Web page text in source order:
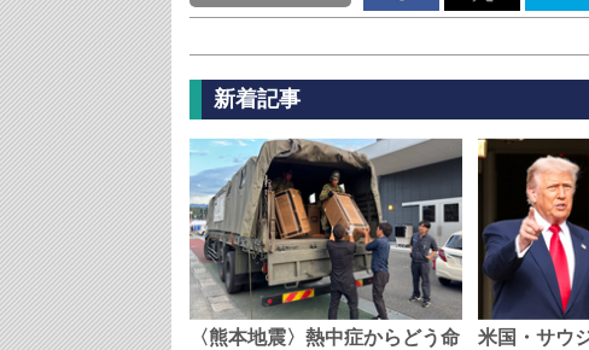
新着記事
〈熊本地震〉熱中症からどう命
米国・サウ